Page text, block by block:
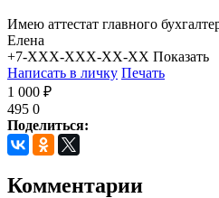
Имею аттестат главного
Елена
+7-XXX-XXX-XX-XX Показать
Написать в личку Печать
1 000 ₽
495 0
Поделиться:
Комментарии